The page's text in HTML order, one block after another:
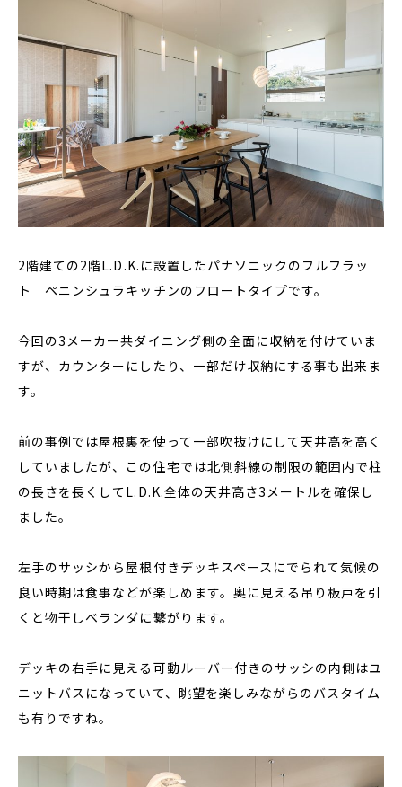
2階建ての2階L.D.K.に設置したパナソニックのフルフラッ
ト ペニンシュラキッチンのフロートタイプです。
今回の3メーカー共ダイニング側の全面に収納を付けていま
すが、カウンターにしたり、一部だけ収納にする事も出来ま
す。
前の事例では屋根裏を使って一部吹抜けにして天井高を高く
していましたが、この住宅では北側斜線の制限の範囲内で柱
の長さを長くしてL.D.K.全体の天井高さ3メートルを確保し
ました。
左手のサッシから屋根付きデッキスペースにでられて気候の
良い時期は食事などが楽しめます。奥に見える吊り板戸を引
くと物干しベランダに繋がります。
デッキの右手に見える可動ルーバー付きのサッシの内側はユ
ニットバスになっていて、眺望を楽しみながらのバスタイム
も有りですね。